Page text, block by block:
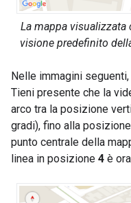
La mappa visualizzata
visione predefinito
Nelle immagini
Tieni presente che la
arco tra la posizione
gradi), fino alla posizione
punto centrale della
linea in posizione 4 è